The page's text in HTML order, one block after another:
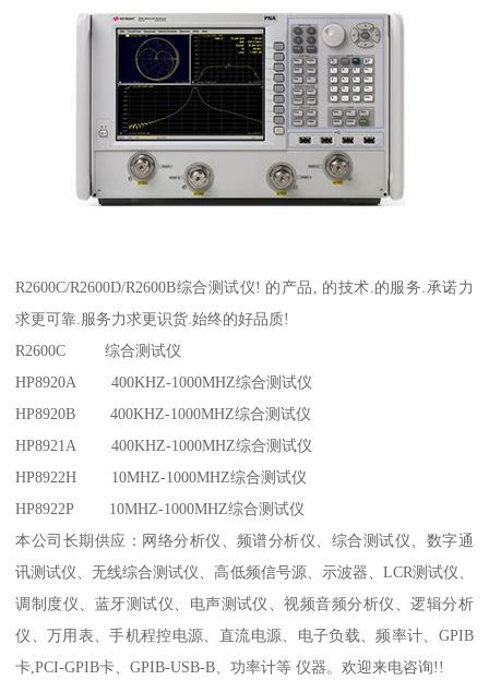
R2600C/R2600D/R2600B综合测试仪! 的产品, 的技术.的服务.承诺力
求更可靠.服务力求更识货.始终的好品质!
R2600C 综合测试仪
HP8920A 400KHZ-1000MHZ综合测试仪
HP8920B 400KHZ-1000MHZ综合测试仪
HP8921A 400KHZ-1000MHZ综合测试仪
HP8922H 10MHZ-1000MHZ综合测试仪
HP8922P 10MHZ-1000MHZ综合测试仪
本公司长期供应：网络分析仪、频谱分析仪、综合测试仪、数字通
讯测试仪、无线综合测试仪、高低频信号源、示波器、LCR测试仪、
调制度仪、蓝牙测试仪、电声测试仪、视频音频分析仪、逻辑分析
仪、万用表、手机程控电源、直流电源、电子负载、频率计、GPIB
卡,PCI-GPIB卡、GPIB-USB-B、功率计等 仪器。欢迎来电咨询!!